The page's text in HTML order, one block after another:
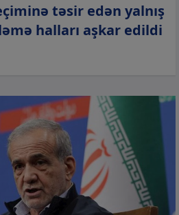
təsir edən yalnış
halları aşkar edildi